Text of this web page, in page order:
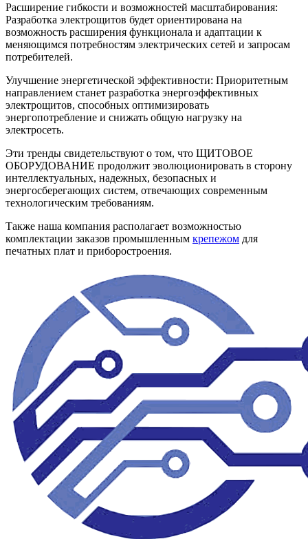
Расширение гибкости и возможностей масштабирования:
Разработка электрощитов будет ориентирована на
возможность расширения функционала и адаптации к
меняющимся потребностям электрических сетей и запросам
потребителей.
Улучшение энергетической эффективности: Приоритетным
направлением станет разработка энергоэффективных
электрощитов, способных оптимизировать
энергопотребление и снижать общую нагрузку на
электросеть.
Эти тренды свидетельствуют о том, что ЩИТОВОЕ
ОБОРУДОВАНИЕ продолжит эволюционировать в сторону
интеллектуальных, надежных, безопасных и
энергосберегающих систем, отвечающих современным
технологическим требованиям.
Также наша компания располагает возможностью
комплектации заказов промышленным крепежом для
печатных плат и приборостроения.